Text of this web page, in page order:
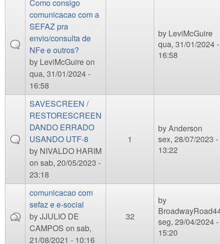
Como consigo
comunicacao com a
SEFAZ pra
envio/consulta de
NFe e outros?
by LeviMcGuireon
qua, 31/01/2024 -
16:58
by LeviMcGuire
qua, 31/01/2024 -
16:58
SAVESCREEN /
RESTORESCREEN
DANDO ERRADO
USANDO UTF-8
by NIVALDO HARIM
on sab, 20/05/2023 -
23:18
1
byAnderson
sex, 28/07/2023 -
13:22
comunicacao com
sefaz e e-social
byJJULIO DE
CAMPOS on sab,
21/08/2021 - 10:16
32
by
seg, 29/04/2024 -
15:20